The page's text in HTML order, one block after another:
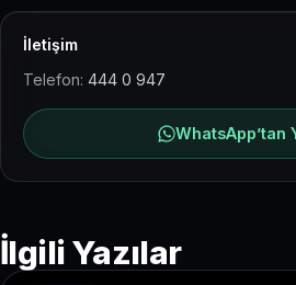
İletişim
Telefon: 444 0 947
WhatsApp’tan
İlgili Yazılar